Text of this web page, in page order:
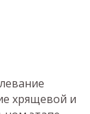
хрящевой и